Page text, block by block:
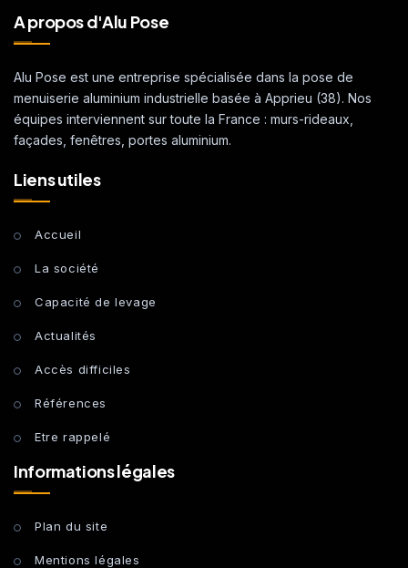
A propos d'Alu Pose
Alu Pose est une entreprise spécialisée dans la pose de
menuiserie aluminium industrielle basée à Apprieu (38). Nos
équipes interviennent sur toute la France : murs-rideaux,
façades, fenêtres, portes aluminium.
Liens utiles
Accueil
La société
Capacité de levage
Actualités
Accès difficiles
Références
Etre rappelé
Informations légales
Plan du site
Mentions légales